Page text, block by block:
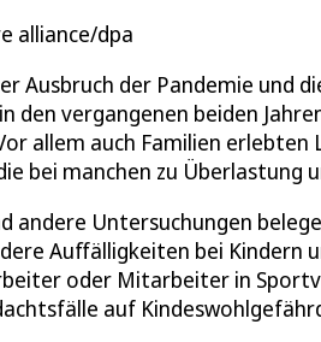
alliance/dpa
Ausbruch der Pandemie und
den vergangenen beiden
allem auch Familien
bei manchen zu Überlastung
andere Untersuchungen
Auffälligkeiten bei Kindern
oder Mitarbeiter in
auf